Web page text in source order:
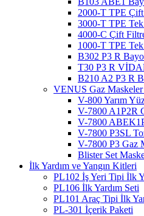
2000-T TPE
3000-T TPE
4000-C Çift
1000-T TPE
B302 P3 R
T30 P3 R
B210 A2 P3 R
VENUS Gaz
V-800 Yarım
V-7800 A1P2R
V-7800
V-7800 P3SL
V-7800 P3 Gaz
Blister Set
İlk Yardım ve Yangın Kitleri
PL102 İş Yeri Tipi İlk
PL106 İlk Yardım Seti
PL101 Araç Tipi İlk
PL-301 İçerik Paketi